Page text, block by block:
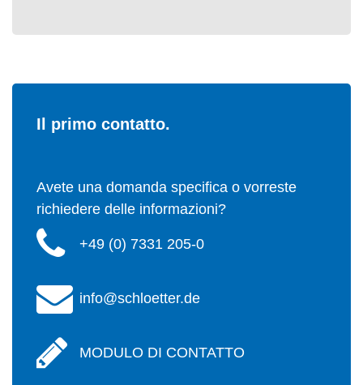
Il primo contatto.
Avete una domanda specifica o vorreste
richiedere delle informazioni?
+49 (0) 7331 205-0
info@schloetter.de
MODULO DI CONTATTO